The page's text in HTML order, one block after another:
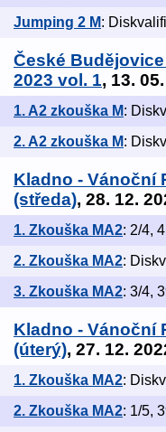
Jumping 2 M:
České
2023 vol. 1, 13.
1. A2 zkouška M:
2. A2 zkouška M:
Kladno - Vánoční
(středa), 28. 12.
1. Zkouška MA2: 2/4,
2. Zkouška MA2:
3. Zkouška MA2: 3/4,
Kladno - Vánoční
(úterý), 27. 12.
1. Zkouška MA2:
2. Zkouška MA2: 1/5,